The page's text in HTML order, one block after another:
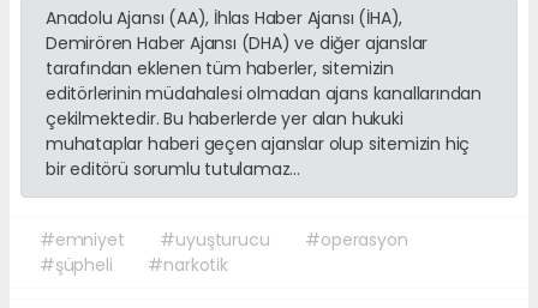
Anadolu Ajansı (AA), İhlas Haber Ajansı (İHA),
Demirören Haber Ajansı (DHA) ve diğer ajanslar
tarafından eklenen tüm haberler, sitemizin
editörlerinin müdahalesi olmadan ajans kanallarından
çekilmektedir. Bu haberlerde yer alan hukuki
muhataplar haberi geçen ajanslar olup sitemizin hiç
bir editörü sorumlu tutulamaz...
#emniyet #uyuşturucu
#operasyon
#şüpheli
#narkotik